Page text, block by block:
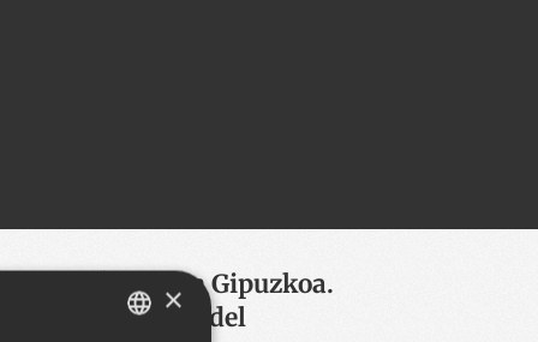
público en Gipuzkoa.
de la Autoridad del
×